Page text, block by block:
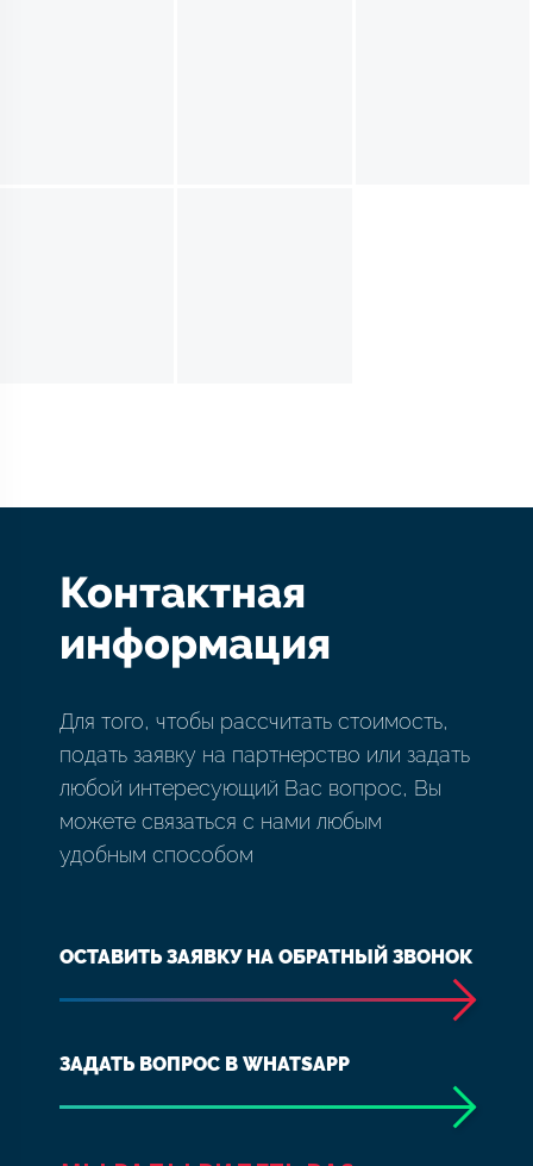
Контактная
информация
Для того, чтобы рассчитать стоимость,
подать заявку на партнерство или задать
любой интересующий Вас вопрос, Вы
можете связаться с нами любым
удобным способом
ОСТАВИТЬ ЗАЯВКУ НА ОБРАТНЫЙ ЗВОНОК
ЗАДАТЬ ВОПРОС В WHATSAPP